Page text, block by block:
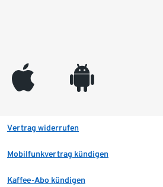
appleinc android
Vertrag widerrufen
Mobilfunkvertrag kündigen
Kaffee-Abo kündigen